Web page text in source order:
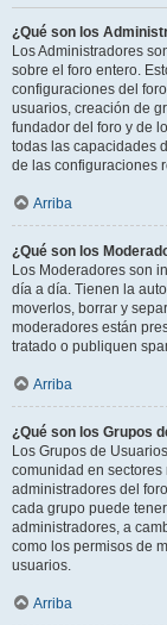
¿Qué son los
Los Administradores
sobre el foro entero.
configuraciones del
usuarios, creación de
fundador del foro y de
todas las capacidades
de las configuraciones
Arriba
¿Qué son los
Los Moderadores son
día a día. Tienen la
moverlos, borrar y
moderadores están
tratado o publiquen
Arriba
¿Qué son los Grupos
Los Grupos de
comunidad en
administradores del
cada grupo puede
administradores, a
como los permisos de
usuarios.
Arriba